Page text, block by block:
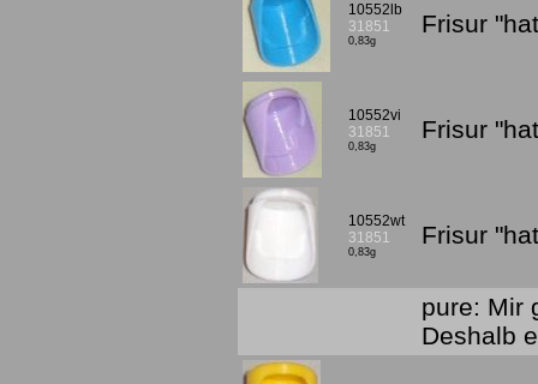
10552lb
31851
0,83g
Frisur
10552vi
31851
0,83g
Frisur
10552wt
31851
0,83g
Frisur
pure: Mir
Deshalb